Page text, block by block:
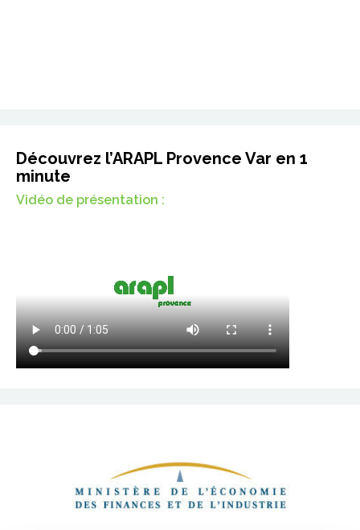
Découvrez l’ARAPL Provence Var en 1
minute
Vidéo de présentation :